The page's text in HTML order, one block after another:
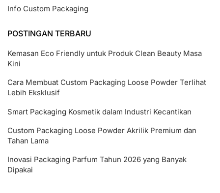
Info Custom Packaging
POSTINGAN TERBARU
Kemasan Eco Friendly untuk Produk Clean Beauty Masa
Kini
Cara Membuat Custom Packaging Loose Powder Terlihat
Lebih Eksklusif
Smart Packaging Kosmetik dalam Industri Kecantikan
Custom Packaging Loose Powder Akrilik Premium dan
Tahan Lama
Inovasi Packaging Parfum Tahun 2026 yang Banyak
Dipakai